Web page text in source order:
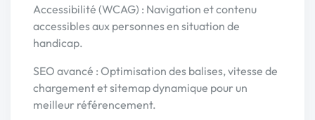
Accessibilité (WCAG) : Navigation et contenu
accessibles aux personnes en situation de
handicap.
SEO avancé : Optimisation des balises, vitesse de
chargement et sitemap dynamique pour un
meilleur référencement.